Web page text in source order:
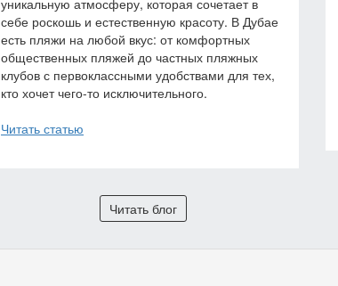
уникальную атмосферу, которая сочетает в
себе роскошь и естественную красоту. В Дубае
есть пляжи на любой вкус: от комфортных
общественных пляжей до частных пляжных
клубов с первоклассными удобствами для тех,
кто хочет чего-то исключительного.
Читать статью
Читать блог